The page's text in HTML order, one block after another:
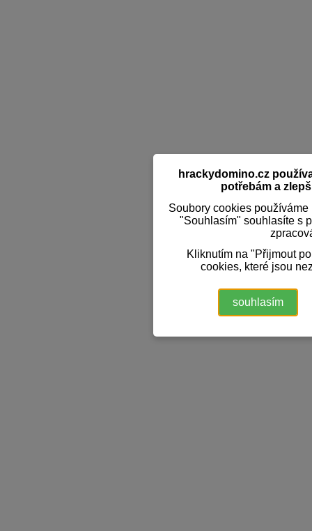
hrackydomino.cz
potřebám a
Soubory cookies
"Souhlasím" souhlasíte s
Kliknutím na "Přijmout
cookies, které jsou
souhlasím